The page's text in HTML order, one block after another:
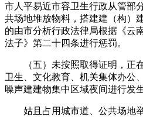
市人平易近市容卫生行政从管部
共场地堆放物料，搭建建（构）
的由市分析行政法律局根据《云
法子》第二十四条进行惩罚。
（五）未按照取得证明，正在
卫生、文化教育、机关集体办公
噪声建建物集中区域夜间进行发
姑且占用城市道、公共场地举